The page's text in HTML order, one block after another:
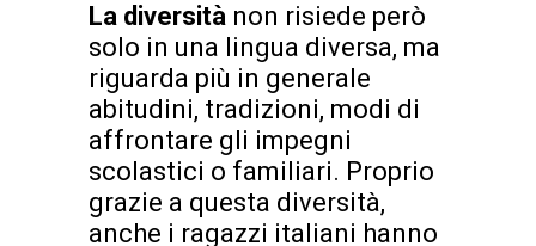
La diversità non risiede però
solo in una lingua diversa, ma
riguarda più in generale
abitudini, tradizioni, modi di
affrontare gli impegni
scolastici o familiari. Proprio
grazie a questa diversità,
anche i ragazzi italiani hanno